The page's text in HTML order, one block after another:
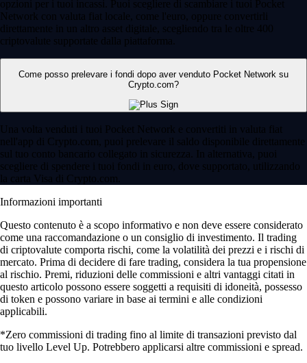
opzioni per i tuoi incassi. Puoi scegliere di scambiare i tuoi Pocket
Network con valuta fiat locale, come l'euro, oppure convertirli
direttamente in un altro asset digitale, scegliendo tra le oltre 400
criptovalute supportate dalla piattaforma.
Come posso prelevare i fondi dopo aver venduto Pocket Network su
Crypto.com?
Una volta venduti i tuoi Pocket Network e convertiti in valuta fiat
nell'app di Crypto.com, puoi prelevare il saldo disponibile direttamente
sul tuo conto bancario collegato in sicurezza. In alternativa, puoi
scegliere di spendere i tuoi fondi in euro, dove supportato, utilizzando
la carta Visa di Crypto.com.
Informazioni importanti
Questo contenuto è a scopo informativo e non deve essere considerato
come una raccomandazione o un consiglio di investimento. Il trading
di criptovalute comporta rischi, come la volatilità dei prezzi e i rischi di
mercato. Prima di decidere di fare trading, considera la tua propensione
al rischio. Premi, riduzioni delle commissioni e altri vantaggi citati in
questo articolo possono essere soggetti a requisiti di idoneità, possesso
di token e possono variare in base ai termini e alle condizioni
applicabili.
*Zero commissioni di trading fino al limite di transazioni previsto dal
tuo livello Level Up. Potrebbero applicarsi altre commissioni e spread.